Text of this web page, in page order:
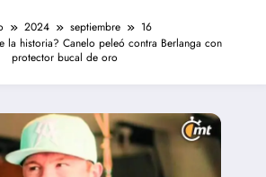
2024 septiembre
16
la historia? Canelo peleó contra Berlanga con
protector bucal de oro